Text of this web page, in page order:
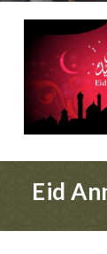
Eid